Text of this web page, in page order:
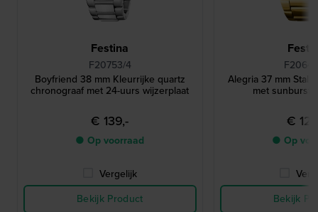
Festina
F20753/4
Boyfriend 38 mm Kleurrijke quartz
chronograaf met 24-uurs wijzerplaat
€ 139,-
● Op voorraad
Vergelijk
Bekijk Product
Alegria 37 mm
met sunburst
€
● Op
Bekijk